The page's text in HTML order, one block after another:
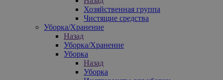
Хозяйственная группа
Чистящие средства
Уборка/Хранение
Назад
Уборка/Хранение
Уборка
Назад
Уборка